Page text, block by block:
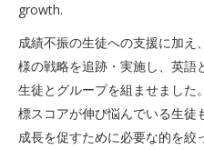
growth.
成績不振の生徒への支援に加え
様の戦略を追跡・実施し、英語
生徒とグループを組ませました
標スコアが伸び悩んでいる生徒
成長を促すために必要な的を絞